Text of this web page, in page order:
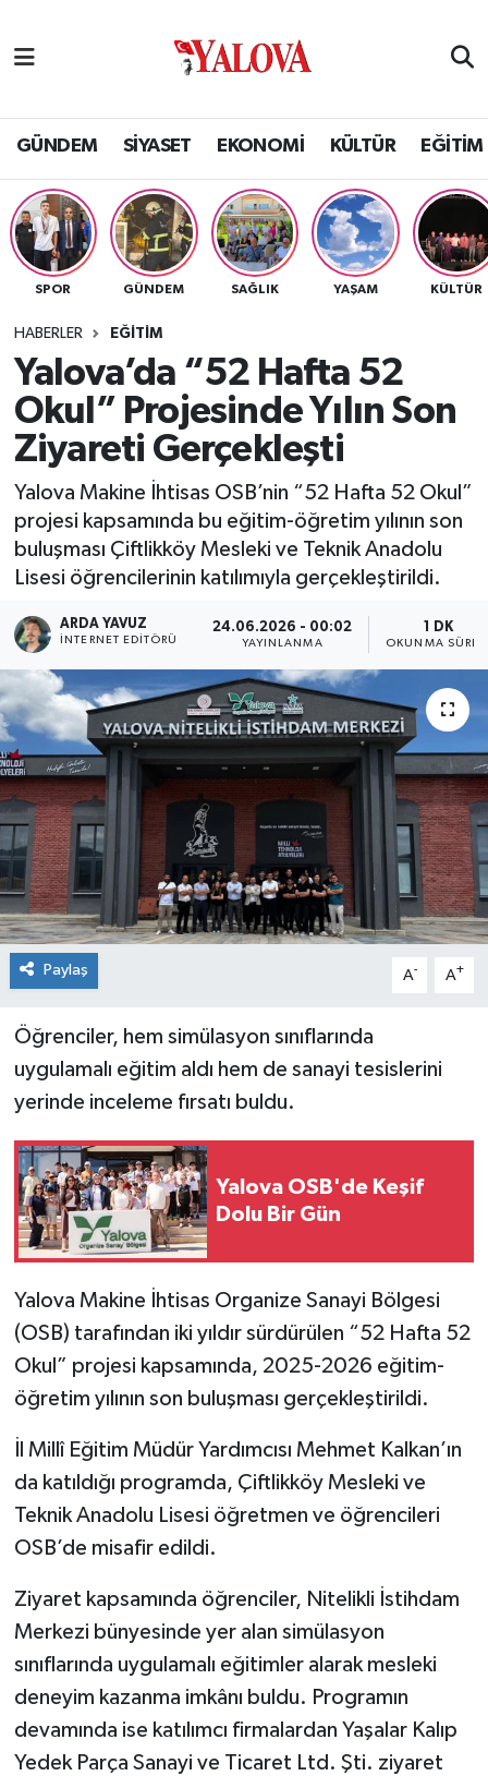
GÜNDEM SİYASET EKONOMİ KÜLTÜR EĞİTİM
SPOR GÜNDEM SAĞLIK YAŞAM KÜLTÜR
HABERLER EĞİTİM
Yalova’da “52 Hafta 52
Okul” Projesinde Yılın Son
Ziyareti Gerçekleşti
Yalova Makine İhtisas OSB’nin “52 Hafta 52 Okul”
projesi kapsamında bu eğitim-öğretim yılının son
buluşması Çiftlikköy Mesleki ve Teknik Anadolu
Lisesi öğrencilerinin katılımıyla gerçekleştirildi.
ARDA YAVUZ
İNTERNET EDITÖRÜ
24.06.2026 - 00:02
YAYINLANMA
1 DK
OKUNMA
Paylaş A- A+
Öğrenciler, hem simülasyon sınıflarında
uygulamalı eğitim aldı hem de sanayi tesislerini
yerinde inceleme fırsatı buldu.
Yalova OSB'de Keşif
Dolu Bir Gün
Yalova Makine İhtisas Organize Sanayi Bölgesi
(OSB) tarafından iki yıldır sürdürülen “52 Hafta 52
Okul” projesi kapsamında, 2025-2026 eğitim-
öğretim yılının son buluşması gerçekleştirildi.
İl Millî Eğitim Müdür Yardımcısı Mehmet Kalkan’ın
da katıldığı programda, Çiftlikköy Mesleki ve
Teknik Anadolu Lisesi öğretmen ve öğrencileri
OSB’de misafir edildi.
Ziyaret kapsamında öğrenciler, Nitelikli İstihdam
Merkezi bünyesinde yer alan simülasyon
sınıflarında uygulamalı eğitimler alarak mesleki
deneyim kazanma imkânı buldu. Programın
devamında ise katılımcı firmalardan Yaşalar Kalıp
Yedek Parça Sanayi ve Ticaret Ltd. Şti. ziyaret
SİYASET
EKONOMİ
KÜLTÜR
BİLİM VE TEKNOLOJİ
ASAYİŞ
SAĞLIK
SPOR
ULUSAL
İLÇELERİMİZ
RESMİ İLAN
Yalova Nöbetçi Eczaneler
Yalova Hava Durumu
Yalova Namaz Vakitleri
Yalova Trafik Yoğunluk Haritası
Tüm Manşetler
Son Dakika Haberleri
Haber Arşivi